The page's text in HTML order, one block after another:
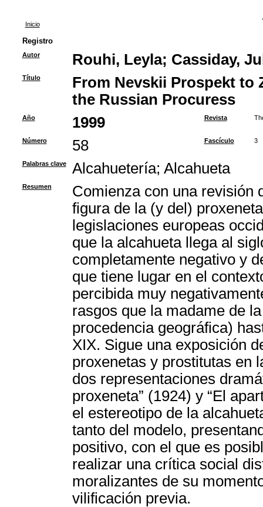
Inicio
Registro
Autor Rouhi, Leyla; Cassiday,
Título
From Nevskii Prospekt to
the Russian Procuress
Año 1999 Revista
Número 58 Fascículo 3
Palabras clave Alcahuetería; Alcahueta
Resumen
Comienza con una revisión
figura de la (y del)
legislaciones europeas
que la alcahueta llega al
completamente negativo y
que tiene lugar en el
percibida muy
rasgos que la madame de
procedencia geográfica)
XIX. Sigue una exposición
proxenetas y prostitutas en
dos representaciones
proxeneta” (1924) y “El
el estereotipo de la
tanto del modelo,
positivo, con el que es
realizar una crítica social
moralizantes de su
vilificación previa.